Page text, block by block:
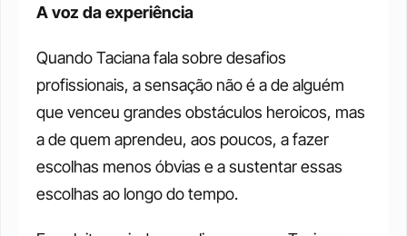
A voz da experiência
Quando Taciana fala sobre desafios
profissionais, a sensação não é a de alguém
que venceu grandes obstáculos heroicos, mas
a de quem aprendeu, aos poucos, a fazer
escolhas menos óbvias e a sustentar essas
escolhas ao longo do tempo.